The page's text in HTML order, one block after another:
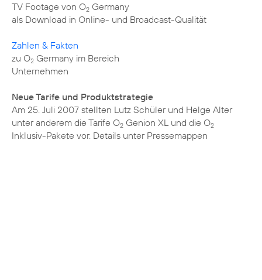
TV Footage von O2 Germany
als Download in Online- und Broadcast-Qualität
Zahlen & Fakten
zu O2 Germany im Bereich
Unternehmen
Neue Tarife und Produktstrategie
Am 25. Juli 2007 stellten Lutz Schüler und Helge Alter
unter anderem die Tarife O2 Genion XL und die O2
Inklusiv-Pakete vor. Details unter Pressemappen